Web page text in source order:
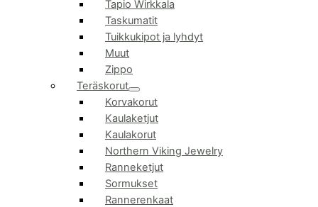
Tapio Wirkkala
Taskumatit
Tuikkukipot ja lyhdyt
Muut
Zippo
Teräskorut
Korvakorut
Kaulaketjut
Kaulakorut
Northern Viking Jewelry
Ranneketjut
Sormukset
Rannerenkaat